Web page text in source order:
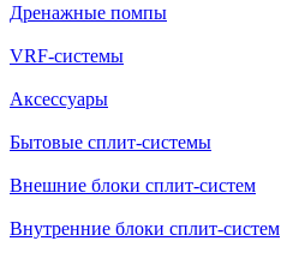
Дренажные помпы
VRF-системы
Аксессуары
Бытовые сплит-системы
Внешние блоки сплит-систем
Внутренние блоки сплит-систем